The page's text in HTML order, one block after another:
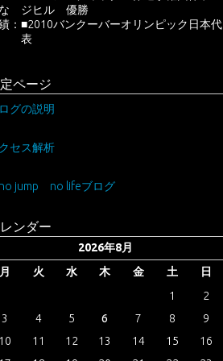
：
ジヒル 優勝
■2010バンクーバーオリンピック日本代
表
ページ
グの説明
セス解析
no jump no lifeブログ
ンダー
2026年8月
月
火 水 木 金 土 日
1
2
3
4 5 6 7 8
9
10
11 12 13 14 15
16